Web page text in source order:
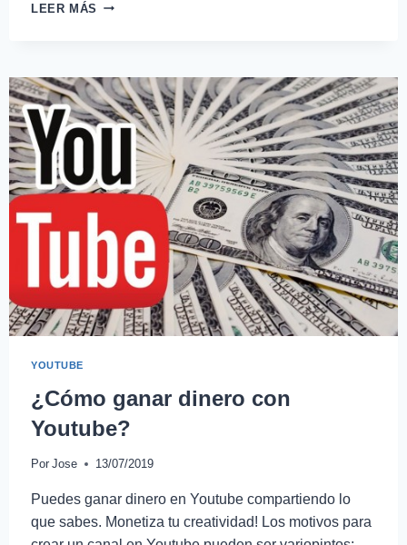
LEER MÁS
YOUTUBE
¿Cómo ganar dinero con
Youtube?
Por Jose 13/07/2019
Puedes ganar dinero en Youtube compartiendo lo
que sabes. Monetiza tu creatividad! Los motivos para